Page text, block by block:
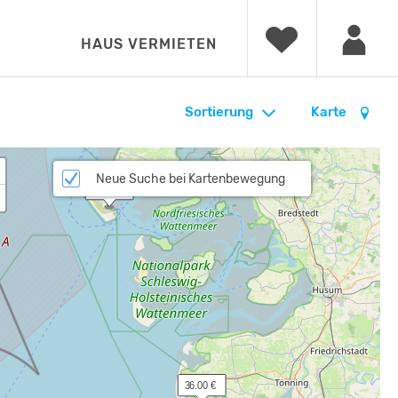
HAUS VERMIETEN
Karte
Sortierung
36.00 €
Neue Suche bei Kartenbewegung